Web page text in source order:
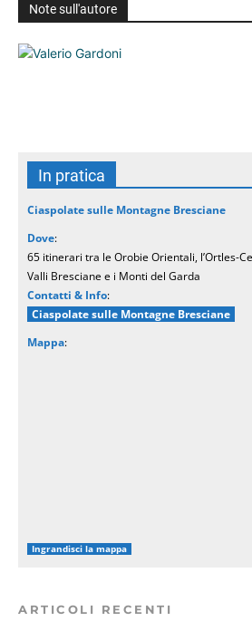
Note sull'autore
In pratica
Ciaspolate sulle Montagne Bresciane
Dove:
65 itinerari tra le Orobie Orientali, l’Ortles-
Valli Bresciane e i Monti del Garda
Contatti & Info:
Ciaspolate sulle Montagne Bresciane
Mappa:
Ingrandisci la mappa
ARTICOLI RECENTI